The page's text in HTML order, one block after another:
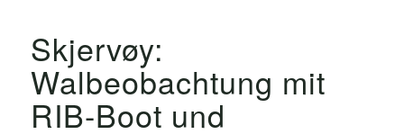
Skjervøy:
Walbeobachtung mit
RIB-Boot und